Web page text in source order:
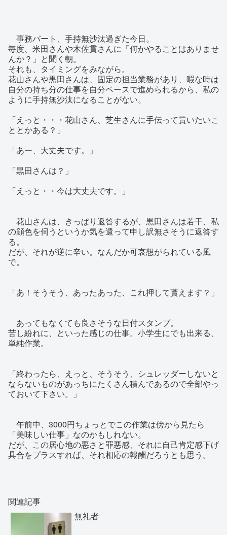
事務パート、手持無沙汰過ぎた今日。
毎度、米田さんや木佐貫さんに「何かやることはありませ
んか？」と聞く朝。
それも、タイミングをみながら。
花山さんや黒田さんは、固定の担当業務があり、暇な時は
自分の持ち分の仕事を自分ペースで進められるから、私の
ように手持無沙汰になることがない。
「えっと・・・花山さん、芝生さんに手伝って貰いたいこ
ととかある？」
「あー、大丈夫です。」
「黒田さんは？」
「えっと・・今は大丈夫です。」
花山さんは、きっぱり返答するが、黒田さんは若干、私
の顔色を伺うというか気を遣って申し訳無さそうに返答す
る。
だが、それが逆に辛い。なんだか可哀想がられている風
で。
「あ！そうそう、あったあった、これ押して貰えます？」
あってもなくても良さそうな日付スタンプ。
苦し紛れに、といった感じの仕事。小学生にでも出来る、
単純作業。
「終わったら、えっと、そうそう、シュレッダーしないと
ならないものがあっちにたくさん積んであるので全部やっ
ておいて下さい。」
午前中、3000円ちょっとでこの作業は傍から見たら
「美味しい仕事」なのかもしれない。
だが、この居心地の悪さと罪悪感、それに自己肯定感下げ
具合をプラスすれば、それ相応の報酬だろうとも思う。
関連記事
無礼者